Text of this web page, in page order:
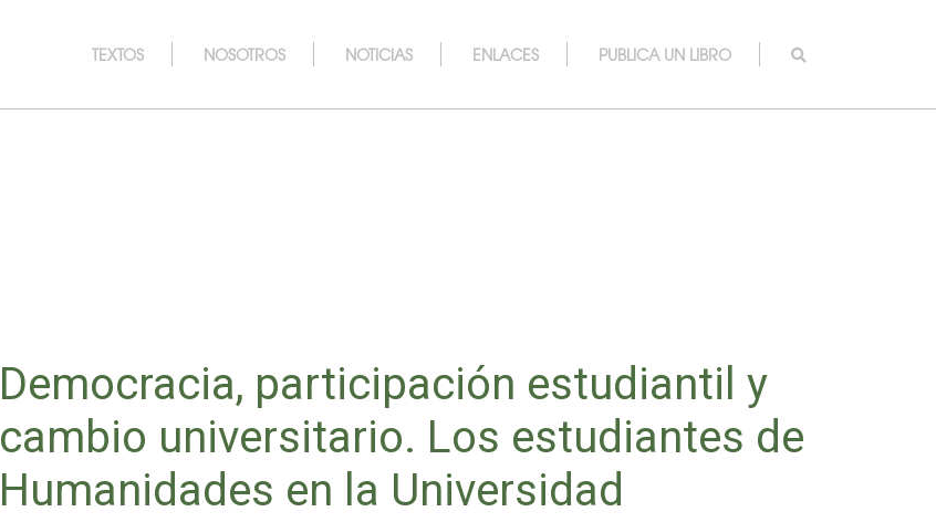
TEXTOS NOSOTROS NOTICIAS ENLACES PUBLICA UN LIBRO
Democracia, participación estudiantil y
cambio universitario. Los estudiantes de
Humanidades en la Universidad